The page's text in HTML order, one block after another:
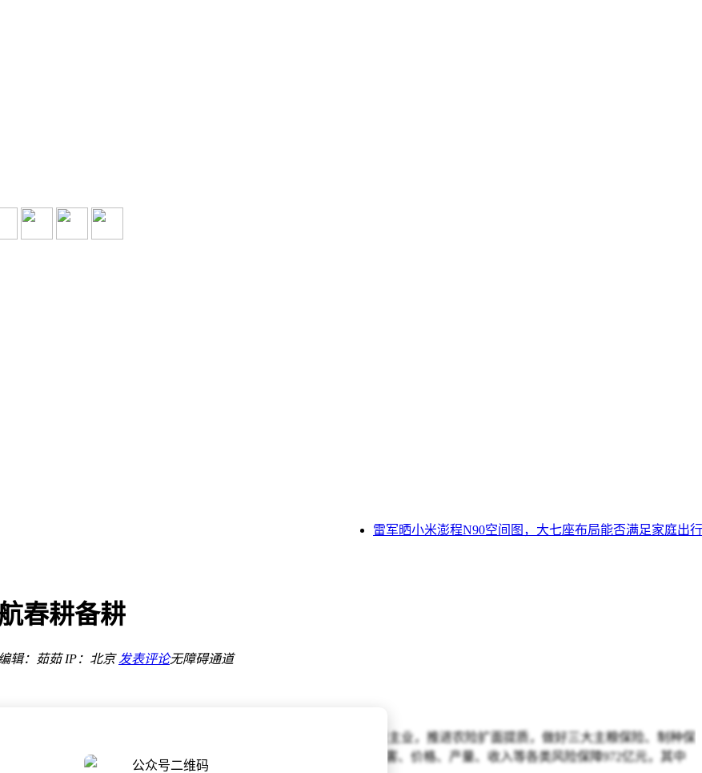
雷军晒小米澎程N90空间图，大七座布局能否满足家庭出行
船
篇
三成
LNG船
转亏
料
船
春耕备耕
辑：茹茹 IP：北京 发表评论无障碍通道
。一直以来，中国人寿财险高度重视粮食安全问题，坚持聚焦主责主业，推进农险扩面提质，做好三大主粮保险、制种保
险承保水稻、小麦、玉米三大主粮面积超1.15亿亩，提供灾毁、病害、价格、产量、收入等各类风险保障972亿元，其中